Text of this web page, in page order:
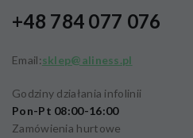
+48 784 077 076
Email:sklep@aliness.pl
Godziny działania infolinii
Pon-Pt 08:00-16:00
Zamówienia hurtowe